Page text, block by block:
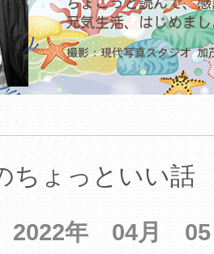
ちょっといい話
2022年 04月